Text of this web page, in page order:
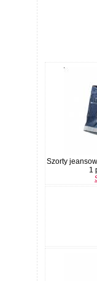
Szorty
1